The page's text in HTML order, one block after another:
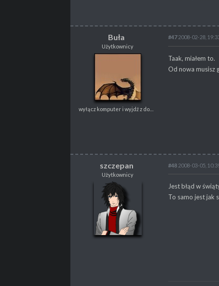
"I am the blade of
Buła
Buła
wyłącz komputer i wyjdź z domu
POSTY
2402
Użytkownicy
wyłącz komputer i wyjdź z domu
#472008-02-28,
Taak, miałem to.
Od nowa musisz
szczepan
Użytkownicy
#48 2008-03-05,
Jest błąd w
To samo jest jak